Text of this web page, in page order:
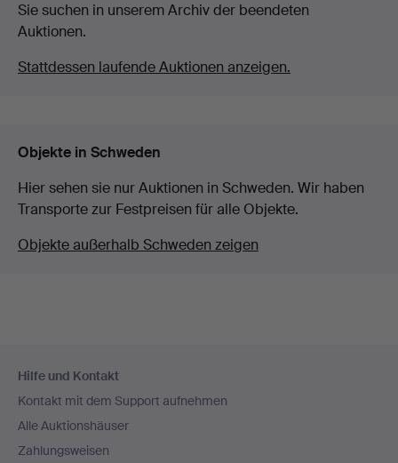
Sie suchen in unserem Archiv der beendeten
Auktionen.
Stattdessen laufende Auktionen anzeigen.
Objekte in Schweden
Hier sehen sie nur Auktionen in Schweden. Wir haben
Transporte zur Festpreisen für alle Objekte.
Objekte außerhalb Schweden zeigen
Navigation
Hilfe und Kontakt
Kontakt mit dem Support aufnehmen
Alle Auktionshäuser
Zahlungsweisen